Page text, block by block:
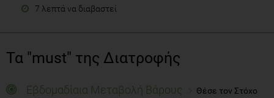
7 λεπτά να διαβαστεί
Τα "must" της Διατροφής
Εβδομαδίαια Μεταβολή Βάρους
Θέσε τον Στόχο